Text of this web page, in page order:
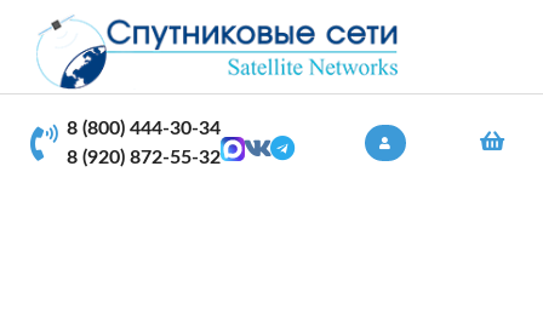
8 (800) 444-30-34
8 (920) 872-55-32